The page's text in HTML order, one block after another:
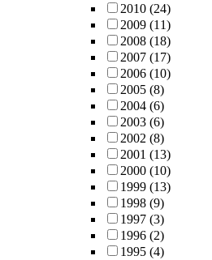
2010 (24)
2009 (11)
2008 (18)
2007 (17)
2006 (10)
2005 (8)
2004 (6)
2003 (6)
2002 (8)
2001 (13)
2000 (10)
1999 (13)
1998 (9)
1997 (3)
1996 (2)
1995 (4)